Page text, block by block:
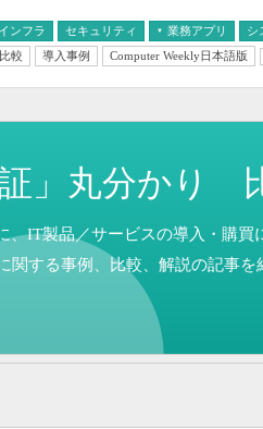
ンフラ セキュリティ 業務アプリ
ライズAI
ム
シ
経営とIT 医療IT
較 導入事例 Computer Weekly日本語版
」丸分かり
IT製品／サービスの導入・購買
関する事例、比較、解説の記事